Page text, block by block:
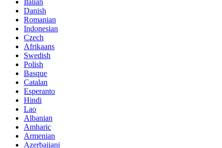
Italian
Danish
Romanian
Indonesian
Czech
Afrikaans
Swedish
Polish
Basque
Catalan
Esperanto
Hindi
Lao
Albanian
Amharic
Armenian
Azerbaijani